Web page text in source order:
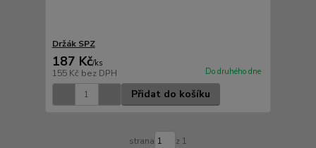
Držák SPZ
187 Kč/ks
155 Kč bez DPH Do druhého dne
Přidat do košíku
strana z 1